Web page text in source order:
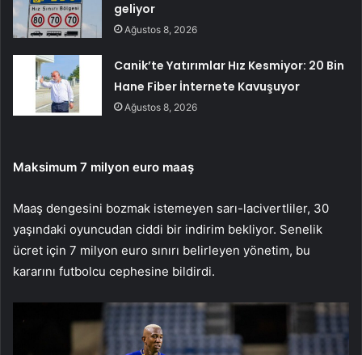
geliyor
Ağustos 8, 2026
Canik’te Yatırımlar Hız Kesmiyor: 20 Bin
Hane Fiber İnternete Kavuşuyor
Ağustos 8, 2026
Maksimum 7 milyon euro maaş
Maaş dengesini bozmak istemeyen sarı-lacivertliler, 30
yaşındaki oyuncudan ciddi bir indirim bekliyor. Senelik
ücret için 7 milyon euro sınırı belirleyen yönetim, bu
kararını futbolcu cephesine bildirdi.